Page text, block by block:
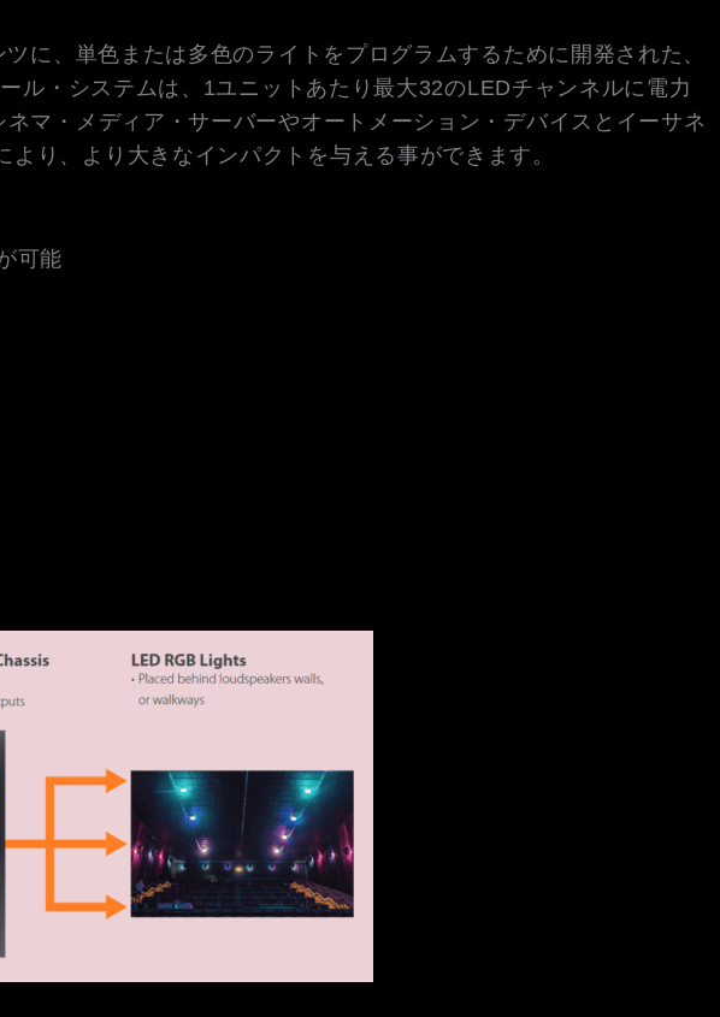
に、単色または多色のライトをプログラムするために開発された、
ル・システムは、1ユニットあたり最大32のLEDチャンネルに電力
マ・メディア・サーバーやオートメーション・デバイスとイーサネ
り、より大きなインパクトを与える事ができます。
可能